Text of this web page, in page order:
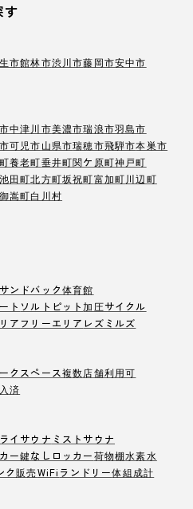
す
市館林市渋川市藤岡市安中市
中津川市美濃市瑞浪市羽島市
可児市山県市瑞穂市飛騨市本巣市
養老町垂井町関ケ原町神戸町
池田町北方町坂祝町富加町川辺町
御嵩町白川村
サンドバック体育館
ト ソルトピット加圧サイクル
ア フリーエリア レズミルズ
クスペース複数店舗利用可
済
イサウナ ミストサウナ
ー鍵なしロッカー荷物棚水素水
ク販売WiFi ランドリー体組成計